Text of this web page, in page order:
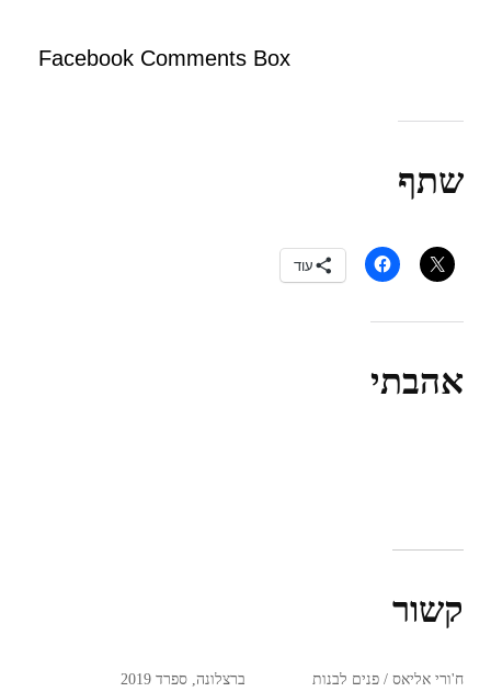
Facebook Comments Box
שתף
עוד
אהבתי
קשור
ח'ורי אליאס / פנים לבנות
ברצלונה, ספרד 2019